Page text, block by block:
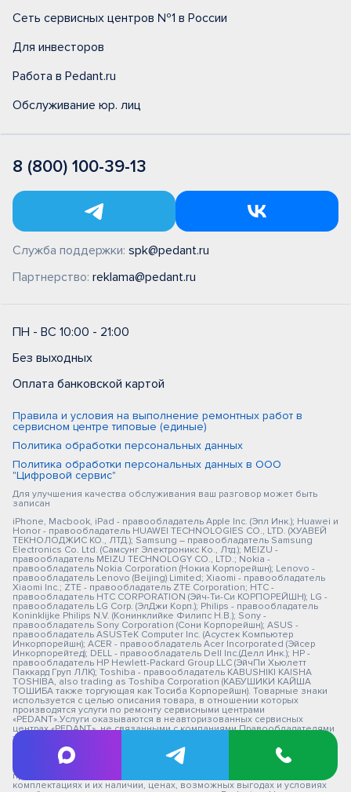
Сеть сервисных центров №1 в России
Для инвесторов
Работа в Pedant.ru
Обслуживание юр. лиц
8 (800) 100-39-13
Служба поддержки: spk@pedant.ru
Партнерство: reklama@pedant.ru
ПН - ВС 10:00 - 21:00
Без выходных
Оплата банковской картой
Правила и условия на выполнение ремонтных работ в
сервисном центре типовые (единые)
Политика обработки персональных данных
Политика обработки персональных данных в ООО
"Цифровой сервис"
Для улучшения качества обслуживания ваш разговор может быть
записан
iPhone, Macbook, iPad - правообладатель Apple Inc. (Эпл Инк.); Huawei и
Honor - правообладатель HUAWEI TECHNOLOGIES CO., LTD. (ХУАВЕЙ
ТЕКНОЛОДЖИС КО., ЛТД.); Samsung – правообладатель Samsung
Electronics Co. Ltd. (Самсунг Электроникс Ко., Лтд.); MEIZU -
правообладатель MEIZU TECHNOLOGY CO., LTD.; Nokia -
правообладатель Nokia Corporation (Нокиа Корпорейшн); Lenovo -
правообладатель Lenovo (Beijing) Limited; Xiaomi - правообладатель
Xiaomi Inc.; ZTE - правообладатель ZTE Corporation; HTC -
правообладатель HTC CORPORATION (Эйч-Ти-Си КОРПОРЕЙШН); LG -
правообладатель LG Corp. (ЭлДжи Корп.); Philips - правообладатель
Koninklijke Philips N.V. (Конинклийке Филипс Н.В.); Sony -
правообладатель Sony Corporation (Сони Корпорейшн); ASUS -
правообладатель ASUSTeK Computer Inc. (Асустек Компьютер
Инкорпорейшн); ACER - правообладатель Acer Incorporated (Эйсер
Инкорпорейтед); DELL - правообладатель Dell Inc.(Делл Инк.); HP -
правообладатель HP Hewlett-Packard Group LLC (ЭйчПи Хьюлетт
Паккард Груп ЛЛК); Toshiba - правообладатель KABUSHIKI KAISHA
TOSHIBA, also trading as Toshiba Corporation (КАБУШИКИ КАЙША
ТОШИБА также торгующая как Тосиба Корпорейшн). Товарные знаки
используется с целью описания товара, в отношении которых
производятся услуги по ремонту сервисными центрами
«PEDANT».Услуги оказываются в неавторизованных сервисных
центрах «PEDANT», не связанными с компаниями Правообладателями
товарных знаков и/или с ее официальными представителями в
отношении товаров, которые уже были введены в гражданский
оборот в смысле статьи 1487 ГК РФ ** - время ремонта, срок гарантии
могут меняться в зависимости от модели устройства и сложности
проводимых работ Информация о соответствующих моделях и
комплектациях и их наличии, ценах, возможных выгодах и условиях